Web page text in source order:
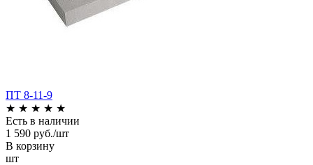
ПТ 8-11-9
★ ★ ★ ★ ★
Есть в наличии
1 590 руб./шт
В корзину
шт